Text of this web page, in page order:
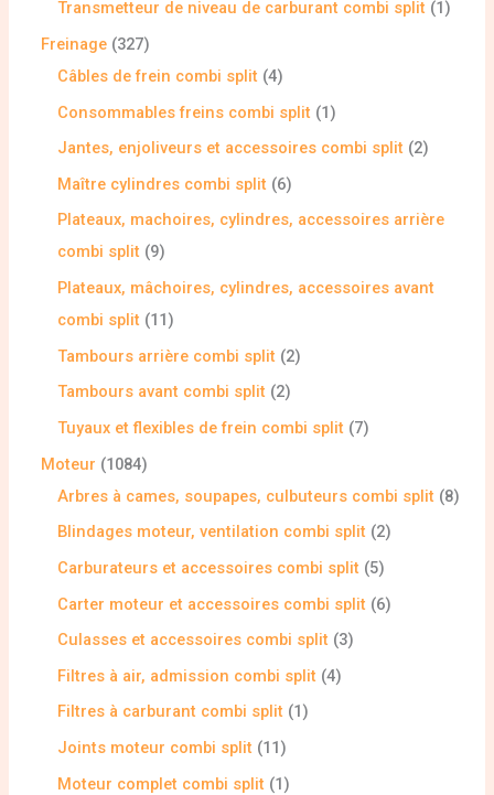
Transmetteur de niveau de carburant combi split 1
Freinage 327
Câbles de frein combi split 4
Consommables freins combi split
1
Jantes, enjoliveurs et accessoires combi split 2
Maître cylindres combi split 6
Plateaux, machoires, cylindres, accessoires arrière
combi split 9
Plateaux, mâchoires, cylindres, accessoires avant
combi split 11
Tambours arrière combi split 2
Tambours avant combi split 2
Tuyaux et flexibles de frein combi split 7
Moteur
1084
Arbres à cames, soupapes, culbuteurs combi split 8
Blindages moteur, ventilation combi split 2
Carburateurs et accessoires combi split 5
Carter moteur et accessoires combi split
6
Culasses et accessoires combi split 3
Filtres à air, admission combi split 4
Filtres à carburant combi split 1
Joints moteur combi split 11
Moteur complet combi split 1